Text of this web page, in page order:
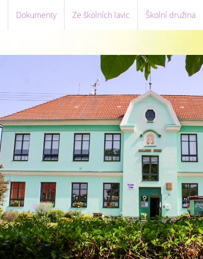
Dokumenty Ze školních lavic Školní družina